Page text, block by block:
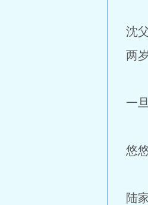
沈
两岁
一
悠
陆